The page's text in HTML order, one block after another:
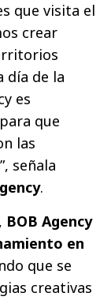
que visita el
crear
día de la
es
que
las
señala
.
BOB Agency
en
que se
creativas